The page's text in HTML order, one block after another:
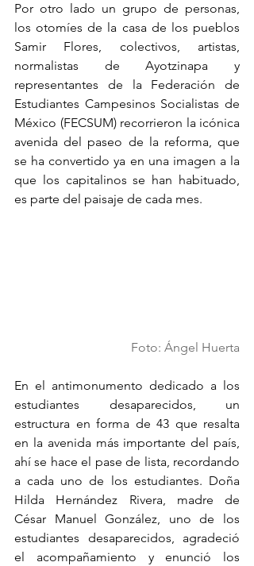
Por otro lado un grupo de personas,
los otomíes de la casa de los pueblos
Samir Flores, colectivos, artistas,
normalistas de Ayotzinapa y
representantes de la Federación de
Estudiantes Campesinos Socialistas de
México (FECSUM) recorrieron la icónica
avenida del paseo de la reforma, que
se ha convertido ya en una imagen a la
que los capitalinos se han habituado,
es parte del paisaje de cada mes.
Foto: Ángel Huerta
En el antimonumento dedicado a los
estudiantes desaparecidos, un
estructura en forma de 43 que resalta
en la avenida más importante del país,
ahí se hace el pase de lista, recordando
a cada uno de los estudiantes. Doña
Hilda Hernández Rivera, madre de
César Manuel González, uno de los
estudiantes desaparecidos, agradeció
el acompañamiento y enunció los